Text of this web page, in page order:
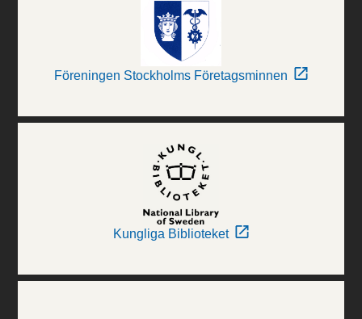
Föreningen Stockholms Företagsminnen
Kungliga Biblioteket